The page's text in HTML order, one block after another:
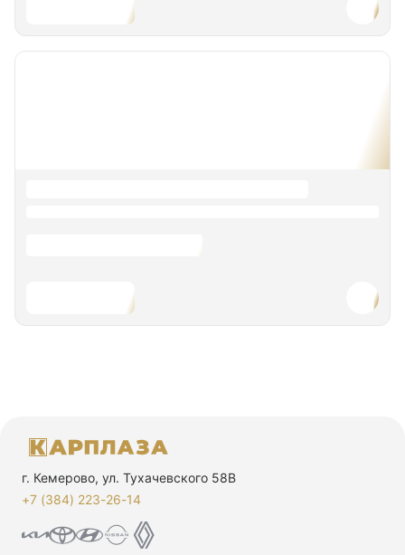
г. Кемерово, ул. Тухачевского 58В
+7 (384) 223-26-14‬